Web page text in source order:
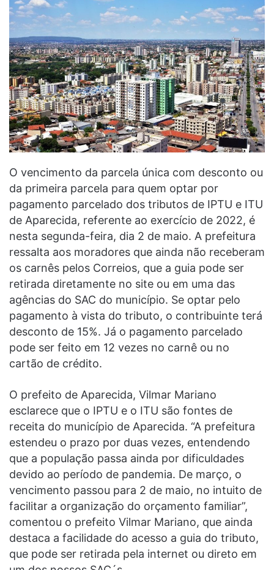
O vencimento da parcela única com desconto ou
da primeira parcela para quem optar por
pagamento parcelado dos tributos de IPTU e ITU
de Aparecida, referente ao exercício de 2022, é
nesta segunda-feira, dia 2 de maio. A prefeitura
ressalta aos moradores que ainda não receberam
os carnês pelos Correios, que a guia pode ser
retirada diretamente no site ou em uma das
agências do SAC do município. Se optar pelo
pagamento à vista do tributo, o contribuinte terá
desconto de 15%. Já o pagamento parcelado
pode ser feito em 12 vezes no carnê ou no
cartão de crédito.
O prefeito de Aparecida, Vilmar Mariano
esclarece que o IPTU e o ITU são fontes de
receita do município de Aparecida. “A prefeitura
estendeu o prazo por duas vezes, entendendo
que a população passa ainda por dificuldades
devido ao período de pandemia. De março, o
vencimento passou para 2 de maio, no intuito de
facilitar a organização do orçamento familiar”,
comentou o prefeito Vilmar Mariano, que ainda
destaca a facilidade do acesso a guia do tributo,
que pode ser retirada pela internet ou direto em